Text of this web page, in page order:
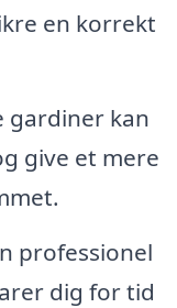
en korrekt
kan
give et mere
professionel
dig for tid